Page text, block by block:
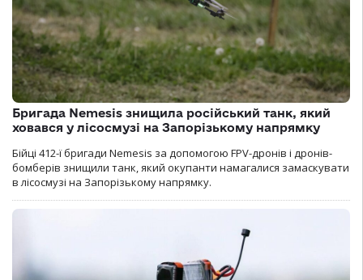
Бригада Nemesis знищила російський танк, який
ховався у лісосмузі на Запорізькому напрямку
Бійці 412-ї бригади Nemesis за допомогою FPV-дронів і дронів-
бомберів знищили танк, який окупанти намагалися замаскувати
в лісосмузі на Запорізькому напрямку.